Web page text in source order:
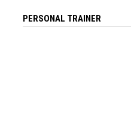
PERSONAL TRAINER